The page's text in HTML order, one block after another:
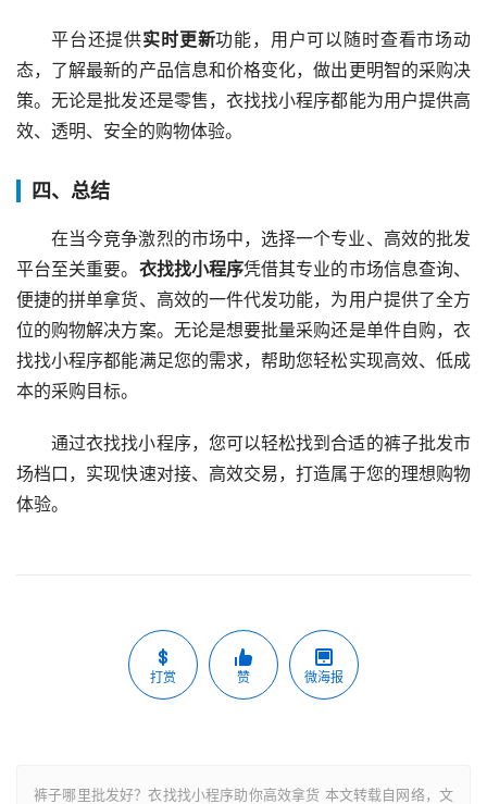
平台还提供实时更新功能，用户可以随时查看市场动
态，了解最新的产品信息和价格变化，做出更明智的采购决
策。无论是批发还是零售，衣找找小程序都能为用户提供高
效、透明、安全的购物体验。
四、总结
在当今竞争激烈的市场中，选择一个专业、高效的批发
平台至关重要。 衣找找小程序凭借其专业的市场信息查询、
便捷的拼单拿货、高效的一件代发功能，为用户提供了全方
位的购物解决方案。无论是想要批量采购还是单件自购，衣
找找小程序都能满足您的需求，帮助您轻松实现高效、低成
本的采购目标。
通过衣找找小程序，您可以轻松找到合适的裤子批发市
场档口，实现快速对接、高效交易，打造属于您的理想购物
体验。
打赏 赞 微海报
裤子哪里批发好？衣找找小程序助你高效拿货 本文转载自网络，文